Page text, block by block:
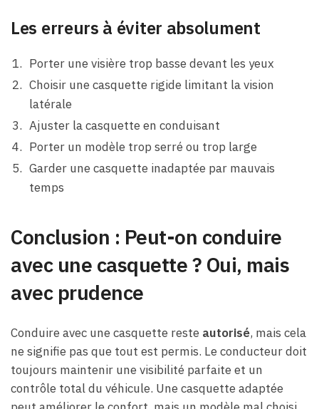
Les erreurs à éviter absolument
Porter une visière trop basse devant les yeux
Choisir une casquette rigide limitant la vision
latérale
Ajuster la casquette en conduisant
Porter un modèle trop serré ou trop large
Garder une casquette inadaptée par mauvais
temps
Conclusion : Peut-on conduire
avec une casquette ? Oui, mais
avec prudence
Conduire avec une casquette reste autorisé, mais cela
ne signifie pas que tout est permis. Le conducteur doit
toujours maintenir une visibilité parfaite et un
contrôle total du véhicule. Une casquette adaptée